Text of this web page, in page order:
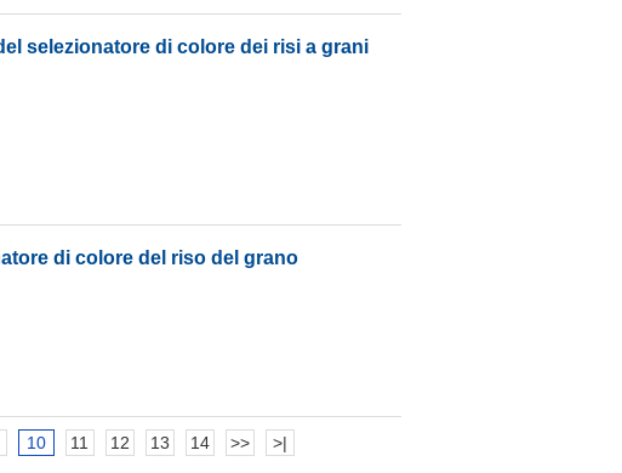
selezionatore di colore dei risi a grani
di colore del riso del grano
10 11 12 13 14 >> >|